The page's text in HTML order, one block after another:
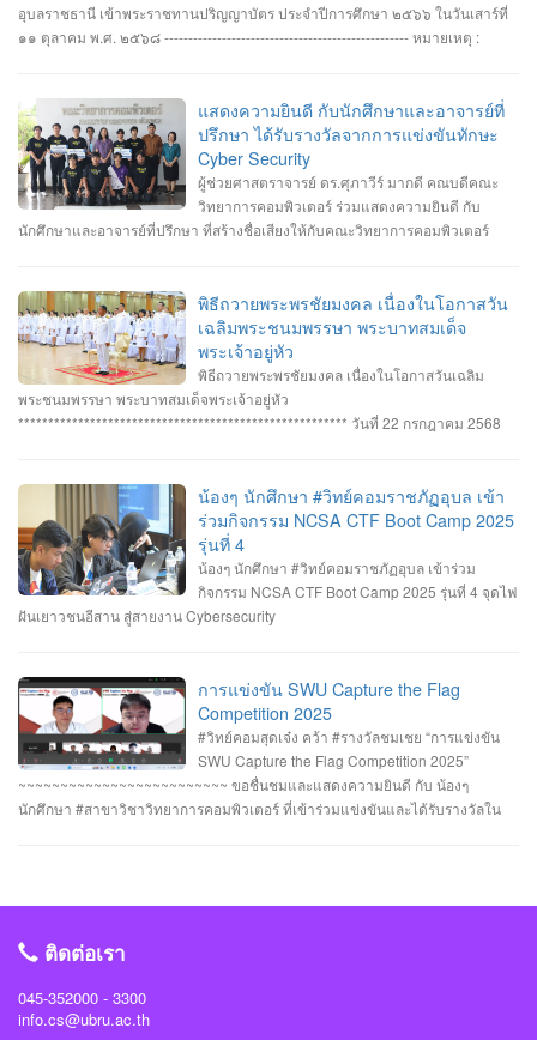
อุบลราชธานี เข้าพระราชทานปริญญาบัตร ประจำปีการศึกษา ๒๕๖๖ ในวันเสาร์ที่
๑๑ ตุลาคม พ.ศ. ๒๕๖๘ --------------------------------------------------- หมายเหตุ :
แสดงความยินดี กับนักศึกษาและอาจารย์ที่
ปรึกษา ได้รับรางวัลจากการแข่งขันทักษะ
Cyber Security
ผู้ช่วยศาสตราจารย์ ดร.ศุภาวีร์ มากดี คณบดีคณะ
วิทยาการคอมพิวเตอร์ ร่วมแสดงความยินดี กับ
นักศึกษาและอาจารย์ที่ปรึกษา ที่สร้างชื่อเสียงให้กับคณะวิทยาการคอมพิวเตอร์
ปลอดภัยทางไซเบอร์ IT RERU CYBER HACKATHON#1 2025 ภายใต้โครงการ
“เปิดโลกวิชาการ 25 ปี มหาวิทยาลัยราชภัฏร้อยเอ็ด” วันที่ 7-8 กรกฎาคม 2568 รุ่น
Senior #รางวัลชนะเลิศ ทีม Don’t know Everything นายชัยวัฒน์ ชัยฤทธิ์ นาย
อาทิตย์ สายกนก นายสุริยา ขันทา ทำคะแนนได้สูงสุด 2260 คะแนน #รางวัลรอง
ชนะเลิศอันดับที่_1 ทีม MVP นายอัมรินทร์ จำปาหอม นายนวพงษ์ ธรรมสัตย์ นายวี
รพงษ์ โสระธิ ทำคะแนนได้ 1310 คะแนน #รางวัลรองชนะเลิศอันดับที่_2 ทีม
รัตนภักดี MR. SENG SOPHIN นายศตวรรษ วิลามาตย์ ทำคะแนนได้ 500 คะแนน
จบที่อันดับ 9 จาก 13 ทีมที่เข้าร่วมแข่งขันในครั้งนี้ RERU CYBER
HACKATHON#1 2025 จัดโดย คณะเทคโนโลยีสารสนเทศ มหาวิทยาลัยราชภัฏ
ร้อยเอ็ด ร่วมกับสำนักงานคณะกรรมการการรักษาความมั่นคงปลอดภัยไซเบอร์แห่ง
ชาติ (สกมช.) รายการที่ 2. “การแข่งขัน SWU Capture the Flag Competition
2025” เมื่อวันอังคารที่ 1 และ 8 กรกฎาคม 2568 (จัดการแข่งขันในรูปแบบออนไลน์
ในโครงการจำนวน 60 ทีม จัดโดย ภาควิชาวิศวกรรมคอมพิวเตอร์ คณะ
วิศวกรรมศาสตร์ มหาวิทยาลัยศรีนครินทรวิโรฒ ร่วมกับ บริษัท ACIS Professional
Center และ บริษัท SEC Playground รายการที่ 3. การแข่งขัน Mini CTF ระหว่างผู้
เข้าร่วม NCSA CTF Boot Camp 2025 รุ่นที่ 4 ซึ่งจัดขึ้นในระหว่างวันที่ 19–20
กรกฎาคม 2568 นายอาทิตย์ สายกนก นักศึกษาชั้นปีที่ 3 ได้รับ #รางวัล_MVP ผู้ที่
ทำคะแนนรายบุคคลสูงสุด (3400 คะแนน) จัดโดย #สำนักงานคณะกรรมการการ
พิธีถวายพระพรชัยมงคล เนื่องในโอกาสวัน
เฉลิมพระชนมพรรษา พระบาทสมเด็จ
พระเจ้าอยู่หัว
พิธีถวายพระพรชัยมงคล เนื่องในโอกาสวันเฉลิม
พระชนมพรรษา พระบาทสมเด็จพระเจ้าอยู่หัว
******************************************************* วันที่ 22 กรกฎาคม 2568
พระเจ้าอยู่หัว เนื่องในโอกาสมหามงคลเฉลิมพระชนมพรรษา 28 กรกฎาคม 2568 ณ
หอประชุมไพรพะยอม มหาวิทยาลัยราชภัฏอุบลราชธานี โดยมีท่าน รอง
ศาสตราจารย์ธรรมรักษ์ ละอองนวล อธิการบดี เป็นประธานในพิธีถวายพระพร
ชัยมงคลและวางพานพุ่มทอง-พานพุ่มเงิน #คณะวิทยาการคอมพิวเตอร์
#มหาวิทยาลัยแห่งความสุข #มหาวิทยาลัยราชภัฏอุบลราชธานี
น้องๆ นักศึกษา #วิทย์คอมราชภัฏอุบล เข้า
ร่วมกิจกรรม NCSA CTF Boot Camp 2025
รุ่นที่ 4
น้องๆ นักศึกษา #วิทย์คอมราชภัฏอุบล เข้าร่วม
กิจกรรม NCSA CTF Boot Camp 2025 รุ่นที่ 4 จุดไฟ
ฝันเยาวชนอีสาน สู่สายงาน Cybersecurity
การแข่งขัน SWU Capture the Flag
Competition 2025
#วิทย์คอมสุดเจ๋ง คว้า #รางวัลชมเชย “การแข่งขัน
SWU Capture the Flag Competition 2025”
~~~~~~~~~~~~~~~~~~~~~~~~~ ขอชื่นชมและแสดงความยินดี กับ น้องๆ
นักศึกษา #สาขาวิชาวิทยาการคอมพิวเตอร์ ที่เข้าร่วมแข่งขันและได้รับรางวัลใน
24 สถาบันการศึกษา รวมทีมมาเข้าร่วมทำการแข่งขันในโครงการจำนวน 60 ทีม
#มหาวิทยาลัยราชภัฏอุบลราชธานี
ติดต่อเรา
045-352000 - 3300
info.cs@ubru.ac.th